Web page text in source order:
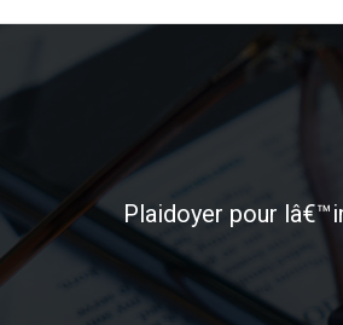
Plaidoyer pour